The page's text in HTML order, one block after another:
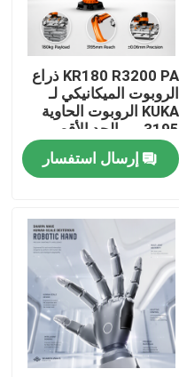
KR180 R3200 PA ذراع
الروبوت الميكانيكي لـ
KUKA الروبوت الحاوية
3195 مم الحد الأقصى
للوصول
إرسال استفسار